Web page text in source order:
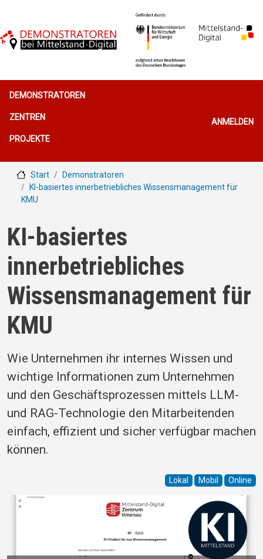
Hauptnavigation
DEMONSTRATOREN
ZENTREN
PROJEKTE
ANMELDEN
Start
Demonstratoren
KI-basiertes innerbetriebliches Wissensmanagement für
KMU
KI-basiertes
innerbetriebliches
Wissensmanagement für
KMU
Wie Unternehmen ihr internes Wissen und
wichtige Informationen zum Unternehmen
und den Geschäftsprozessen mittels LLM-
und RAG-Technologie den Mitarbeitenden
einfach, effizient und sicher verfügbar machen
können.
Lokal Mobil Online